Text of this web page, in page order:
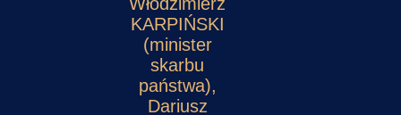
KARPIŃSKI
(minister
skarbu
państwa),
Dariusz